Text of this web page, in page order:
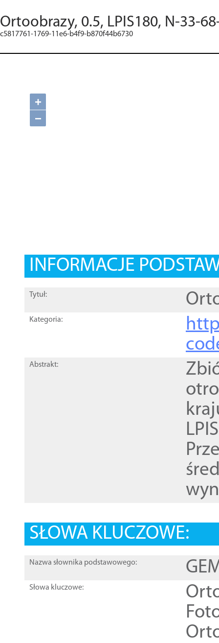
Ortoobrazy, 0.5, LPIS180, N-33-
c5817761-1769-11e6-b4f9-b870f44b6730
+
−
INFORMACJE
Tytuł:
Kategoria:
Abstrakt:
SŁOWA KLUCZOWE:
Nazwa słownika podstawowego:
Słowa kluczowe: